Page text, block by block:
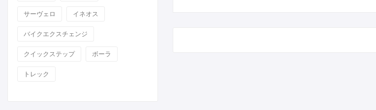
サーヴェロ イネオス
バイクエクスチェンジ
クイックステップ ボーラ
トレック